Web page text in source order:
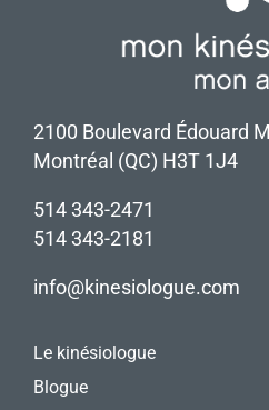
2100 Boulevard Édouard
Montréal (QC) H3T 1J4
514 343-2471
514 343-2181
info@kinesiologue.com
Le kinésiologue
Blogue